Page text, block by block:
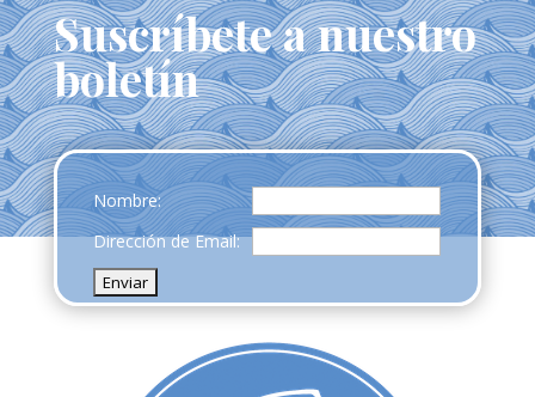
Suscríbete a nuestro
boletín
Nombre:
Dirección de Email: